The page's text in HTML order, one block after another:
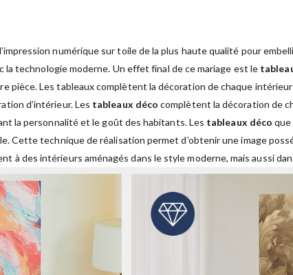
numérique sur toile de la plus haute qualité pour
technologie moderne. Un effet final de ce mariage est le
pièce. Les tableaux complètent la décoration de chaque
d’intérieur. Les tableaux déco complètent la décoration de
la personnalité et le goût des habitants. Les tableaux déco que
Cette technique de réalisation permet d’obtenir une image
à des intérieurs aménagés dans le style moderne, mais aussi